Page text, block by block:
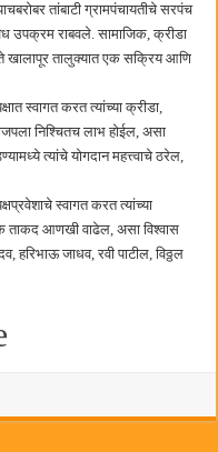
तांबाटी ग्रामपंचायतीचे सरपंच
उपक्रम राबवले. सामाजिक, क्रीडा
ते खालापूर तालुक्यात एक सक्रिय आणि
स्वागत करत त्यांच्या क्रीडा,
निश्चितच लाभ होईल, असा
त्यांचे योगदान महत्त्वाचे ठरेल,
स्वागत करत त्यांच्या
ताकद आणखी वाढेल, असा विश्वास
हरिभाऊ जाधव, रवी पाटील, विठ्ठल